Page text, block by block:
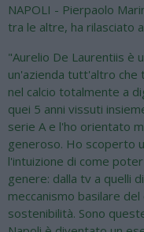
NAPOLI - Pierpaolo
tra le altre, ha rilasciato
"Aurelio De Laurentiis è
un'azienda tutt'altro che
nel calcio totalmente a
quei 5 anni vissuti
serie A e l'ho orientato
generoso. Ho scoperto
l'intuizione di come
genere: dalla tv a quelli
meccanismo basilare
sostenibilità. Sono